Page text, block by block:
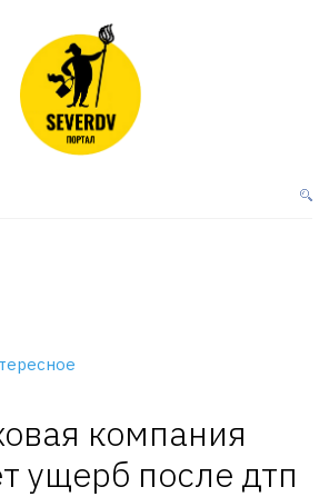
компания
ущерб после дтп